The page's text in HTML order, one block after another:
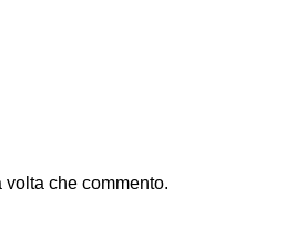
che commento.